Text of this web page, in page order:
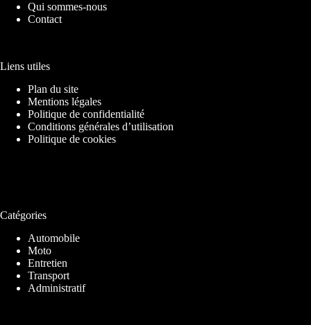
Qui sommes-nous
Contact
Liens utiles
Plan du site
Mentions légales
Politique de confidentialité
Conditions générales d’utilisation
Politique de cookies
Catégories
Automobile
Moto
Entretien
Transport
Administratif